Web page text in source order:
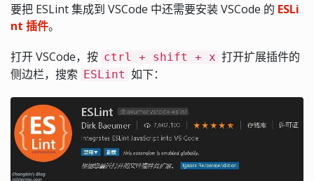
要把 ESLint 集成到 VSCode 中还需要安装 VSCode 的 ESLi
nt 插件。
打开 VSCode，按 ctrl + shift + x 打开扩展插件的
侧边栏，搜索 ESLint 如下：